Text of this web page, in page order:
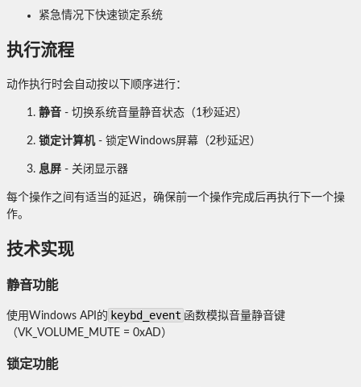
紧急情况下快速锁定系统
执行流程
动作执行时会自动按以下顺序进行：
静音 - 切换系统音量静音状态（1秒延迟）
锁定计算机- 锁定Windows屏幕（2秒延迟）
息屏 - 关闭显示器
每个操作之间有适当的延迟，确保前一个操作完成后再执行下一个操
作。
技术实现
静音功能
使用Windows API的 keybd_event 函数模拟音量静音键
（VK_VOLUME_MUTE = 0xAD）
锁定功能